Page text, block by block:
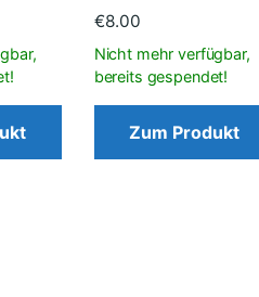
€8.00
Zum Produkt